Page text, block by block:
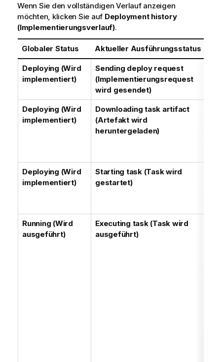
Wenn Sie den vollständigen Verlauf anzeigen
möchten, klicken Sie auf Deployment history
(Implementierungsverlauf).
Globaler Status Aktueller Ausführungsstatus
Deploying (Wird
implementiert)
Sending deploy request
(Implementierungsrequest
wird gesendet)
Deploying (Wird
implementiert)
Downloading task artifact
(Artefakt wird
heruntergeladen)
Deploying (Wird
implementiert)
Starting task (Task wird
gestartet)
Running (Wird
ausgeführt)
Executing task (Task wird
ausgeführt)